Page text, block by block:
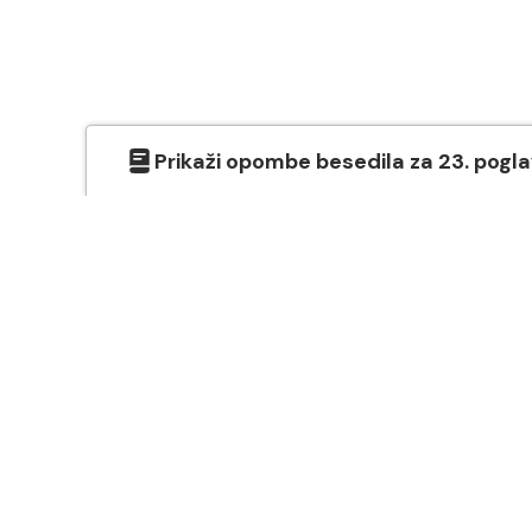
Prikaži opombe besedila za 23.